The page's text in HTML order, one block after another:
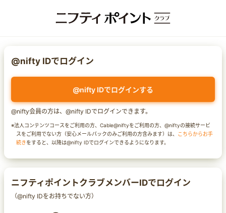
@nifty IDでログイン
@nifty IDでログインする
@nifty会員の方は、@nifty IDでログインできます。
※法人コンテンツコースをご利用の方、Cable@niftyをご利用の方、@niftyの接続サービ
スをご利用でない方（安心メールパックのみご利用の方含みます）は、 こちらからお手
続きをすると、以降は@nifty IDでログインできるようになります。
ニフティポイントクラブメンバーIDでログイン
（@nifty IDをお持ちでない方）